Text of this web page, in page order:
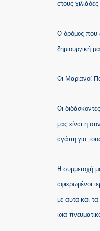
στους
Ο δρόμος που
δημιουργική
Οι Μαριανοί
Οι
μας είναι η
αγάπη για
Η συμμετοχή
αφιερωμένοι
με αυτά και τα
ίδια